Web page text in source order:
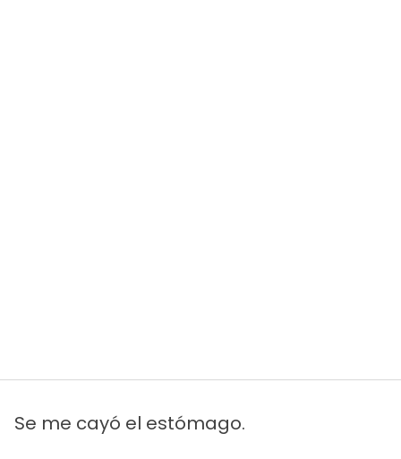
Se me cayó el estómago.